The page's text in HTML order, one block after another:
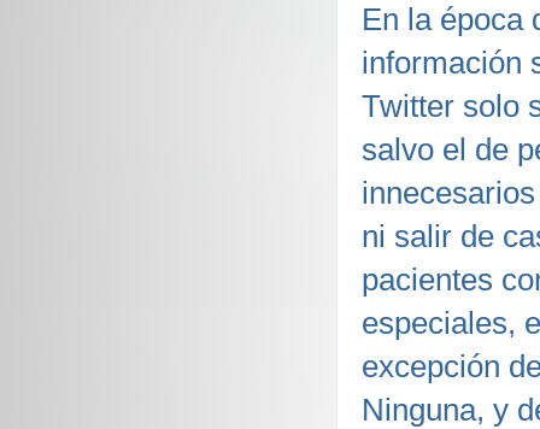
En la época
información
Twitter solo
salvo el de
ni salir de
pacientes
especiales,
excepción
Ninguna, y